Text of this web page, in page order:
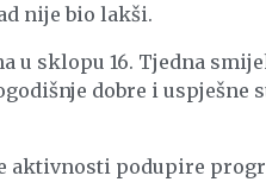
nije bio lakši.
u sklopu 16. Tjedna
dobre i uspješne
aktivnosti podupire